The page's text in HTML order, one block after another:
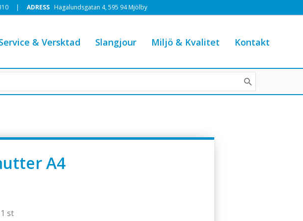
| ADRESS Hagalundsgatan 4, 595 94 Mjölby
& Versktad Slangjour Miljö & Kvalitet Kontakt
A4
st